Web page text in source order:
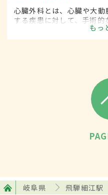
心臓外科とは、心臓や大
する疾患に対して、手術
もっ
岐阜県 飛騨細江駅